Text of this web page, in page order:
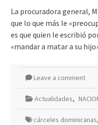
La procuradora general,
que lo que más le
es que quien le escribió
«mandar a matar a su
Leave a comment
Actualidades,
cárceles dominicanas,